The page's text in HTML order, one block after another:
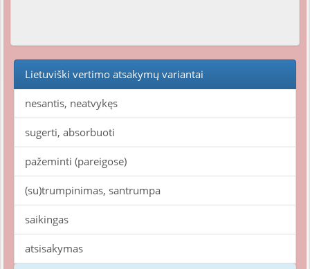
Lietuviški vertimo atsakymų variantai
nesantis, neatvykęs
sugerti, absorbuoti
pažeminti (pareigose)
(su)trumpinimas, santrumpa
saikingas
atsisakymas